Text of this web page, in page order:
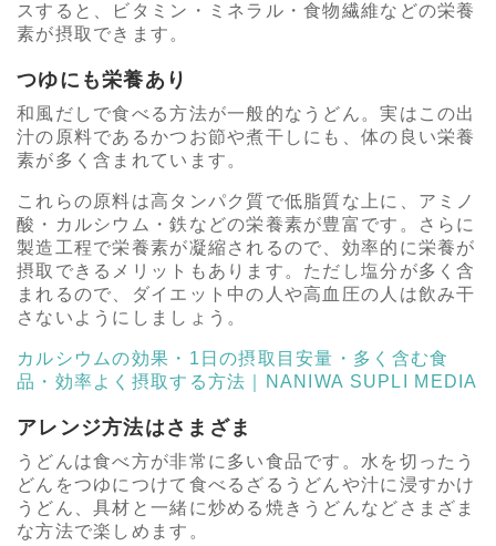
スすると、ビタミン・ミネラル・食物繊維などの栄養
素が摂取できます。
つゆにも栄養あり
和風だしで食べる方法が一般的なうどん。実はこの出
汁の原料であるかつお節や煮干しにも、体の良い栄養
素が多く含まれています。
これらの原料は高タンパク質で低脂質な上に、アミノ
酸・カルシウム・鉄などの栄養素が豊富です。さらに
製造工程で栄養素が凝縮されるので、効率的に栄養が
摂取できるメリットもあります。ただし塩分が多く含
まれるので、ダイエット中の人や高血圧の人は飲み干
さないようにしましょう。
カルシウムの効果・1日の摂取目安量・多く含む食
品・効率よく摂取する方法｜NANIWA SUPLI MEDIA
アレンジ方法はさまざま
うどんは食べ方が非常に多い食品です。水を切ったう
どんをつゆにつけて食べるざるうどんや汁に浸すかけ
うどん、具材と一緒に炒める焼きうどんなどさまざま
な方法で楽しめます。